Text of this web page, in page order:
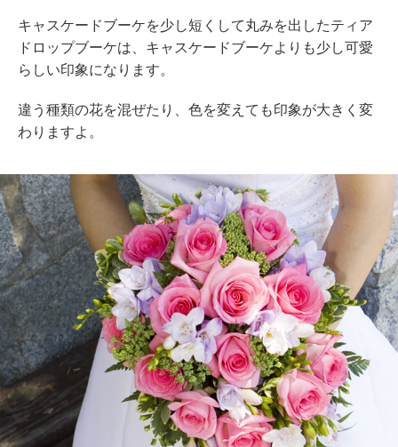
キャスケードブーケを少し短くして丸みを出したティア
ドロップブーケは、キャスケードブーケよりも少し可愛
らしい印象になります。
違う種類の花を混ぜたり、色を変えても印象が大きく変
わりますよ。